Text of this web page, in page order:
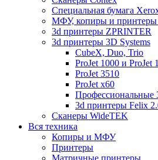
Специальная бумага
МФУ, копиры и принтеры
3d принтеры ZPRINTER
3d принтеры 3D Systems
CubeX, Duo, Trio
ProJet 1000 и ProJet
ProJet 3510
ProJet x60
Профессиональные
3d принтеры Felix
Сканеры WideTEK
Вся техника
Копиры и МФУ
Принтеры
Матричные принтеры